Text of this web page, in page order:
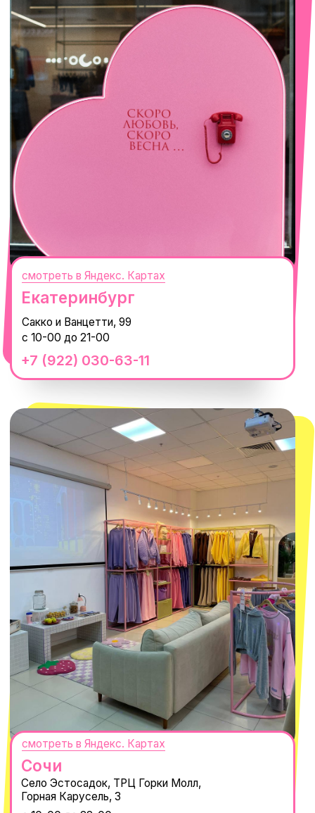
Сочи
Село Эстосадок, ТРЦ Горки Молл,
Горная Карусель, 3
+7 (919) 374-04-04
с 10-00 до 22-00
ТРК «Европолис Ростокино»
ул. Проспект Мира, 211 к2
с 10-00 до 22-00
Москва
смотреть в Яндекс.Картах
Оплата долями
Size guide
Обмен и возврат
Доставка и оплата
Реквизиты
Магазины
Наши путешествия
Наши проекты
Новости
Каталог
О КОМПАНИИ
Нажимая "Подписаться", вы соглашаетесь с Политикой обработки
Согласием на рассылку электронных
ПОДПИСАТЬСЯ
СЕКРЕТНЫЕ ПРОМОКОДЫ, ПРИГЛАШЕНИЯ
НА МЕРОПРИЯТИЯ И АНОНСЫ НОВИНОК
РАНЬШЕ ВСЕХ
@MACROCOSM_STORE
MACROCOSM
300 000+ подписчиков
14'000+ подписчиков в нашем Telegram-канале